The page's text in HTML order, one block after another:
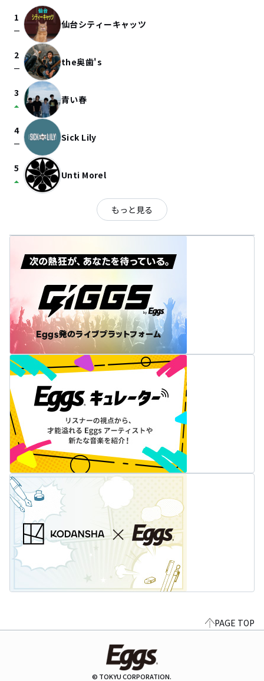
1
check_indeterminate_small 仙台シティーキャッツ
2
check_indeterminate_small the奥歯's
3
arrow_drop_up 青い春
4
check_indeterminate_small Sick Lily
5
arrow_drop_up Unti Morel
もっと見る
PAGE TOP
© TOKYU CORPORATION.